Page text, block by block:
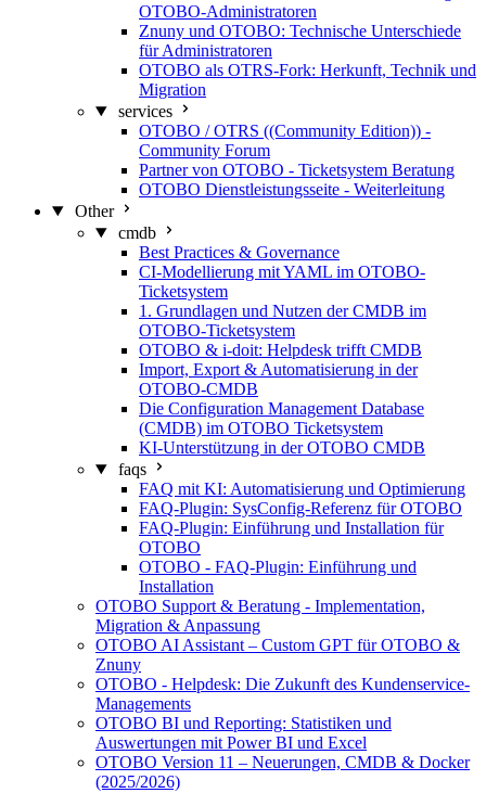
OTOBO-Administratoren
Znuny und OTOBO: Technische Unterschiede
für Administratoren
OTOBO als OTRS-Fork: Herkunft, Technik und
Migration
services
OTOBO / OTRS ((Community Edition)) -
Community Forum
Partner von OTOBO - Ticketsystem Beratung
OTOBO Dienstleistungsseite - Weiterleitung
Other
cmdb
Best Practices & Governance
CI-Modellierung mit YAML im OTOBO-
Ticketsystem
1. Grundlagen und Nutzen der CMDB im
OTOBO-Ticketsystem
OTOBO & i-doit: Helpdesk trifft CMDB
Import, Export & Automatisierung in der
OTOBO-CMDB
Die Configuration Management Database
(CMDB) im OTOBO Ticketsystem
KI-Unterstützung in der OTOBO CMDB
faqs
FAQ mit KI: Automatisierung und Optimierung
FAQ-Plugin: SysConfig-Referenz für OTOBO
FAQ-Plugin: Einführung und Installation für
OTOBO
OTOBO - FAQ-Plugin: Einführung und
Installation
OTOBO Support & Beratung - Implementation,
Migration & Anpassung
OTOBO AI Assistant – Custom GPT für OTOBO &
Znuny
OTOBO - Helpdesk: Die Zukunft des Kundenservice-
Managements
OTOBO BI und Reporting: Statistiken und
Auswertungen mit Power BI und Excel
OTOBO Version 11 – Neuerungen, CMDB & Docker
(2025/2026)